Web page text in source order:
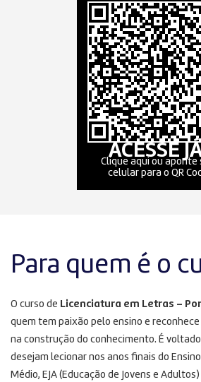
Para quem é o
O curso de Licenciatura em Letras –
quem tem paixão pelo ensino e
na construção do conhecimento. É
desejam lecionar nos anos finais do
Médio, EJA (Educação de Jovens e
ACESSE
Clique aqui ou aponte
celular para o QR